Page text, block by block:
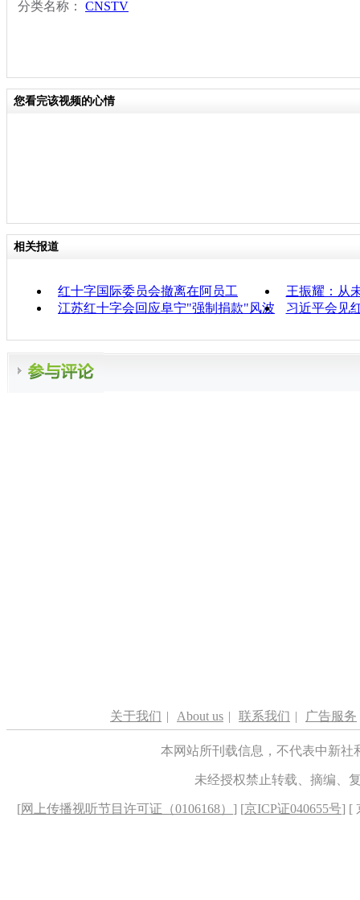
分类名称： CNSTV
您看完该视频的心情
相关报道
红十字国际委员会撤离在阿员工
王振耀：从
江苏红十字会回应阜宁"强制捐款"风波
习近平会见
关于我们 | About us | 联系我们 | 广告服务
本网站所刊载信息，不代表中新
未经授权禁止转载、摘编、
[网上传播视听节目许可证（0106168） ] [京ICP证040655号] [